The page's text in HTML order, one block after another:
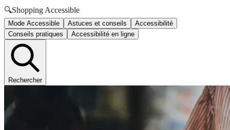
🔍Shopping Accessible
Mode Accessible Astuces et conseils
Accessibilité
Conseils pratiques
Accessibilité en ligne
Rechercher